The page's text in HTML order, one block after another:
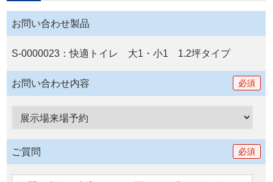
お問い合わせ製品
S-0000023：快適トイレ 大1・小1 1.2坪タイプ
お問い合わせ内容 必須
ご質問 必須